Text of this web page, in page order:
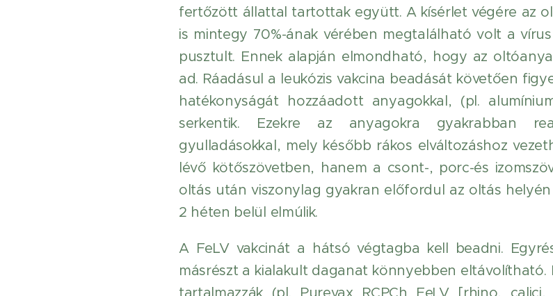
fertőzött állattal tartottak együtt. A kísérlet végére az
is mintegy 70%-ának vérében megtalálható volt a
pusztult. Ennek alapján elmondható, hogy az
ad. Ráadásul a leukózis vakcina beadását követően
hatékonyságát hozzáadott anyagokkal, (pl.
serkentik. Ezekre az anyagokra gyakrabban
gyulladásokkal, mely később rákos elváltozáshoz
lévő kötőszövetben, hanem a csont-, porc-és
oltás után viszonylag gyakran előfordul az oltás
2 héten belül elmúlik.
A FeLV vakcinát a hátsó végtagba kell beadni.
másrészt a kialakult daganat könnyebben eltávolítható.